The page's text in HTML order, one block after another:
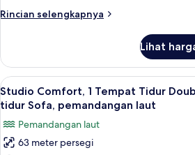
kota
Rincian selengkapnya
Rincian
Studio
Comfort,
Beberapa
Tempat
pemandangan
kota
Lihat
Lihat
semua
untuk
Studio
Studio
21
Studio Comfort, 1 Tempat Tidur
tidur Sofa, pemandangan laut
Pemandangan laut
63 meter persegi